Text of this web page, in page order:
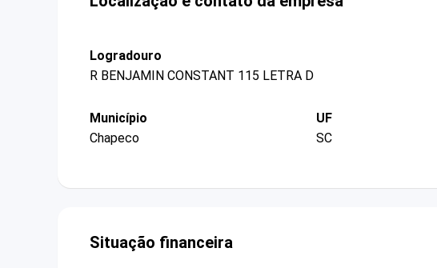
Logradouro
R BENJAMIN CONSTANT 115 LETRA D
Município
Chapeco
UF
SC
Situação financeira